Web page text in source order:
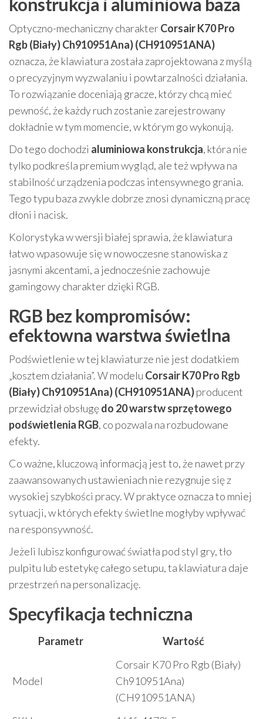
Optyczno-mechaniczny charakterCorsair K70 Pro
Rgb (Biały) Ch910951Ana) (CH910951ANA)
oznacza, że klawiatura została zaprojektowana z myślą
o precyzyjnym wyzwalaniu i powtarzalności działania.
To rozwiązanie doceniają gracze, którzy chcą mieć
pewność, że każdy ruch zostanie zarejestrowany
dokładnie w tym momencie, w którym go wykonują.
Do tego dochodzi aluminiowa konstrukcja, która nie
tylko podkreśla premium wygląd, ale też wpływa na
stabilność urządzenia podczas intensywnego grania.
Tego typu baza zwykle dobrze znosi dynamiczną pracę
dłoni i nacisk.
Kolorystyka w wersji białej sprawia, że klawiatura
łatwo wpasowuje się w nowoczesne stanowiska z
jasnymi akcentami, a jednocześnie zachowuje
gamingowy charakter dzięki RGB.
RGB bez kompromisów:
efektowna warstwa świetlna
Podświetlenie w tej klawiaturze nie jest dodatkiem
„kosztem działania”. W modelu Corsair K70 Pro Rgb
(Biały) Ch910951Ana) (CH910951ANA)producent
przewidział obsługędo 20 warstw sprzętowego
podświetlenia RGB, co pozwala na rozbudowane
efekty.
Co ważne, kluczową informacją jest to, że nawet przy
zaawansowanych ustawieniach nie rezygnuje się z
wysokiej szybkości pracy. W praktyce oznacza to mniej
sytuacji, w których efekty świetlne mogłyby wpływać
na responsywność.
Jeżeli lubisz konfigurować światła pod styl gry, tło
pulpitu lub estetykę całego setupu, ta klawiatura daje
przestrzeń na personalizację.
Specyfikacja techniczna
Parametr Wartość
Model
Corsair K70 Pro Rgb (Biały)
Ch910951Ana)
(CH910951ANA)